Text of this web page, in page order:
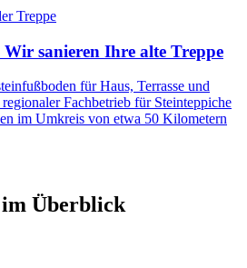
sanieren Ihre alte Treppe
für Haus, Terrasse und
Fachbetrieb für Steinteppiche
im Umkreis von etwa 50 Kilometern
Überblick